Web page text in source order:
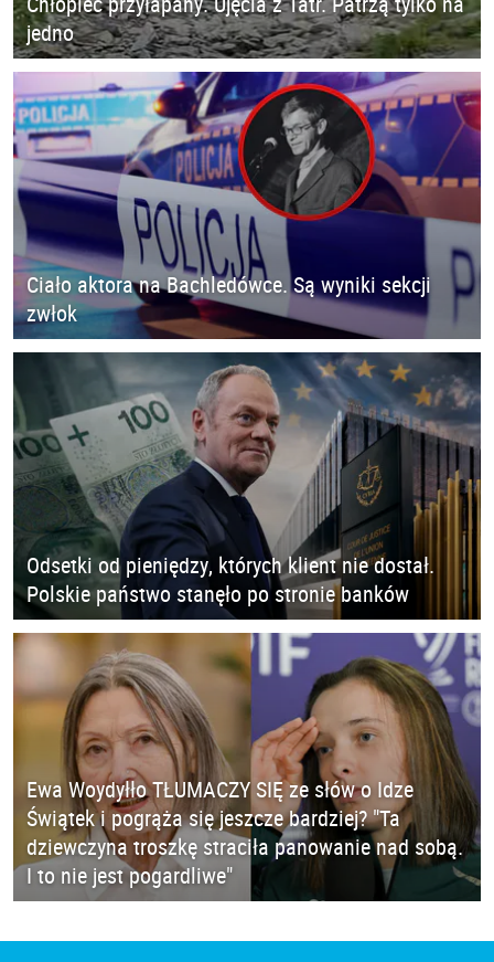
jedno
Ciało aktora na Bachledówce. Są wyniki sekcji
zwłok
Odsetki od pieniędzy, których klient nie dostał.
Polskie państwo stanęło po stronie banków
Ewa Woydyłło TŁUMACZY SIĘ ze słów o Idze
Świątek i pogrąża się jeszcze bardziej? "Ta
dziewczyna troszkę straciła panowanie nad sobą.
I to nie jest pogardliwe"